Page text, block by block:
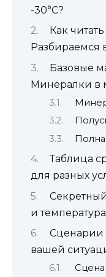
-30°C?
Как
Разбираемся
Базовые
Минералки в
Таблица
для разных
и
Сценарии
вашей